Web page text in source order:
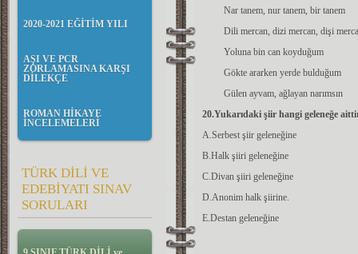
2020-2021 EĞİTİM YILI
AŞI VE PCR
ZORLAMASINA KARŞI
DİLEKÇE
ROMAN HİKAYE
İNCELEMELERİ
TÜRK DİLİ VE
EDEBİYATI SINAV
SORULARI
Nar tanem, nur tanem, bir tanem
Dili mercan, dizi mercan, dişi
Yoluna bin can koyduğum
Gökte ararken yerde bulduğum
Gülen ayvam, ağlayan narımsın
20.Yukarıdaki şiir hangi geleneğe
A.Serbest şiir geleneğine
B.Halk şiiri geleneğine
C.Divan şiiri geleneğine
D.Anonim halk şiirine.
E.Destan geleneğine